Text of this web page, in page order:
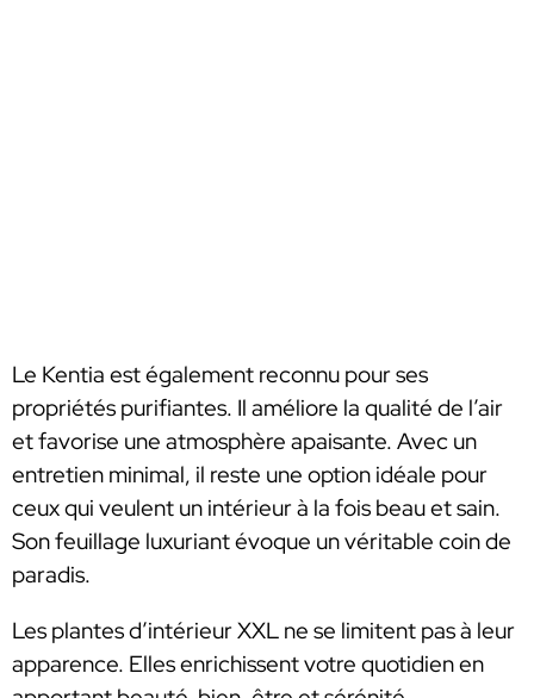
Le Kentia est également reconnu pour ses
propriétés purifiantes. Il améliore la qualité de l’air
et favorise une atmosphère apaisante. Avec un
entretien minimal, il reste une option idéale pour
ceux qui veulent un intérieur à la fois beau et sain.
Son feuillage luxuriant évoque un véritable coin de
paradis.
Les plantes d’intérieur XXL ne se limitent pas à leur
apparence. Elles enrichissent votre quotidien en